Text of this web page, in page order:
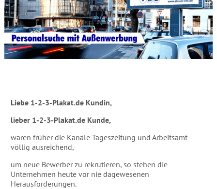
Liebe 1-2-3-Plakat.de Kundin,
lieber 1-2-3-Plakat.de Kunde,
waren früher die Kanäle Tageszeitung und Arbeitsamt
völlig ausreichend,
um neue Bewerber zu rekrutieren, so stehen die
Unternehmen heute vor nie dagewesenen
Herausforderungen.